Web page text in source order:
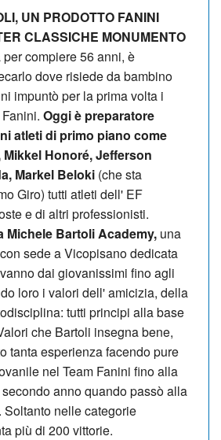
UN PRODOTTO FANINI
CLASSICHE MONUMENTO
compiere 56 anni, è
dove risiede da bambino
impuntò per la prima volta i
Oggi è preparatore
atleti di primo piano come
Honoré, Jefferson
Markel Beloki (che sta
Giro) tutti atleti dell' EF
e di altri professionisti.
Michele Bartoli Academy, una
sede a Vicopisano dedicata
dai giovanissimi fino agli
loro i valori dell' amicizia, della
tutti principi alla base
che Bartoli insegna bene,
tanta esperienza facendo pure
nel Team Fanini fino alla
anno quando passò alla
Soltanto nelle categorie
più di 200 vittorie.